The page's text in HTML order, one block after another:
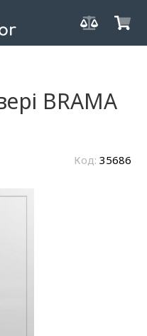
BRAMA
Код: 35686